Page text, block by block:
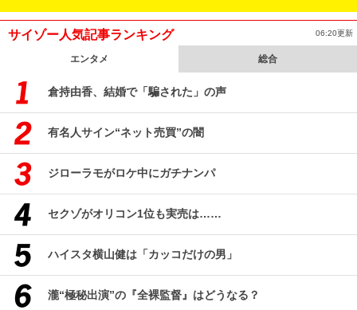
サイゾー人気記事ランキング 06:20更新
エンタメ 総合
倉持由香、結婚で「騙された」の声
有名人サイン“ネット売買”の闇
ジローラモがロケ中にガチナンパ
セクゾがオリコン1位も実売は……
ハイスタ横山健は「カッコだけの男」
瀧“極秘出演”の『全裸監督』はどうなる？